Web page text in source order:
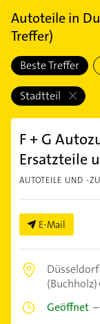
Autoteilein
Treffer)
Beste Treffer
Stadtteil
F + G
Ersatzteile
AUTOTEILE UND -
E-Mail
(Buchholz)
Geöffnet –